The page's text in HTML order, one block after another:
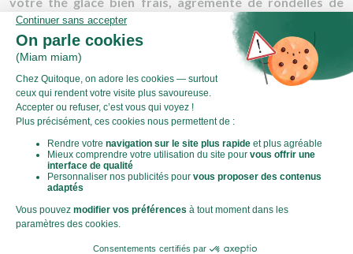
citron ou d'orange.
Régalez-vous !
Envie de découvrir toutes nos recettes de saison ?